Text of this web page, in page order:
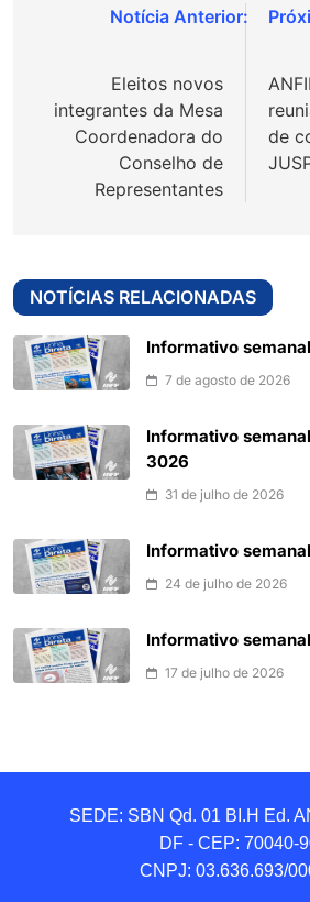
Navegação
Post
Eleitos novos
integrantes da Mesa
Coordenadora do
Conselho de
Representantes
de
NOTÍCIAS RELACIONADAS
Informativo
7 de agosto de 2026
Informativo
3026
31 de julho de 2026
Informativo
24 de julho de 2026
Informativo
17 de julho de 2026
SEDE: SBN Qd. 01 BI.H Ed.
DF - CEP: 70040-
CNPJ: 03.636.693/